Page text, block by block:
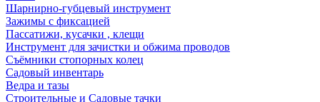
Шарнирно-губцевый инструмент
Зажимы с фиксацией
Пассатижи, кусачки , клещи
Инструмент для зачистки и обжима проводов
Съёмники стопорных колец
Садовый инвентарь
Ведра и тазы
Строительные и Садовые тачки